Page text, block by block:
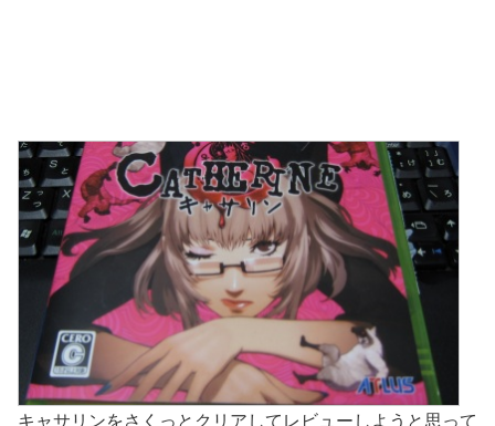
キャサリンをさくっとクリアしてレビューしようと思って